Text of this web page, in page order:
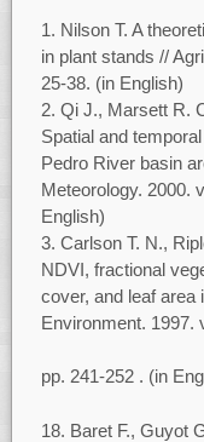
Nilson T. A
in plant stands //
25-38. (in English)
Qi J., Marsett R.
Spatial and
Pedro River basin
Meteorology. 2000.
English)
Carlson T. N.,
NDVI, fractional
cover, and leaf area
Environment. 1997.
pp. 241-252 . (in
18. Baret F., Guyot